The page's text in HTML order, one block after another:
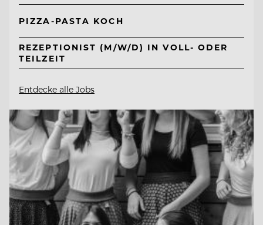
PIZZA-PASTA KOCH
REZEPTIONIST (M/W/D) IN VOLL- ODER
TEILZEIT
Entdecke alle Jobs